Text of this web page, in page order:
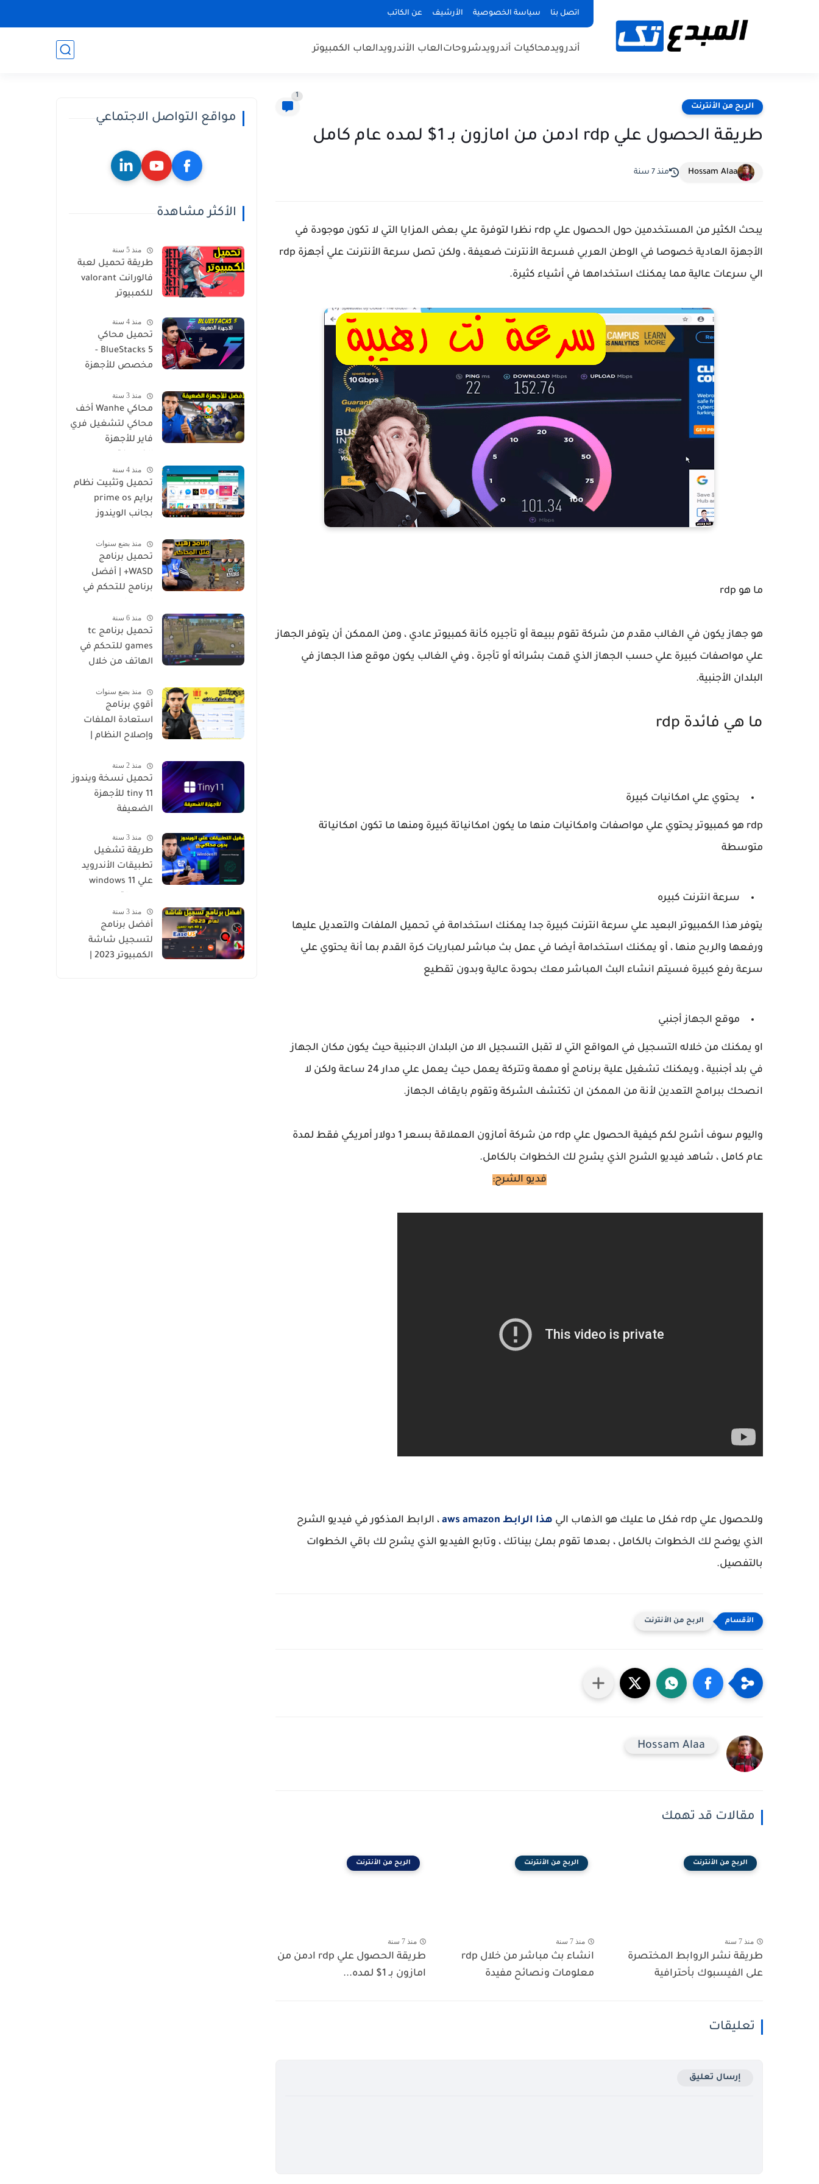
اتصل بنا سياسة الخصوصية الأرشيف عن الكاتب
أندرويدمحاكيات أندرويدشروحاتالعاب الأندرويدالعاب الكمبيوتر
الربح من الأنترنت
1
طريقة الحصول علي rdp ادمن من امازون بـ 1$ لمده عام كامل
Hossam Alaa منذ 7 سنة
يبحث الكثير من المستخدمين حول الحصول علي rdp نظرا لتوفرة علي بعض المزايا التي لا تكون موجودة في
الأجهزة العادية خصوصا في الوطن العربي فسرعة الأنترنت ضعيفة ، ولكن تصل سرعة الأنترنت علي أجهزة rdp
الي سرعات عالية مما يمكنك استخدامها في أشياء كثيرة.
ما هو rdp
هو جهاز يكون في الغالب مقدم من شركة تقوم ببيعة أو تأجيره كأنة كمبيوتر عادي ، ومن الممكن أن يتوفر الجهاز
علي مواصفات كبيرة علي حسب الجهاز الذي قمت بشرائه أو تأجرة ، وفي الغالب يكون موقع هذا الجهاز في
البلدان الأجنبية.
ما هي فائدة rdp
يحتوي علي امكانيات كبيرة
rdp هو كمبيوتر يحتوي علي مواصفات وامكانيات منها ما يكون امكانياتة كبيرة ومنها ما تكون امكانياتة
متوسطة
سرعة انترنت كبيره
يتوفر هذا الكمبيوتر البعيد علي سرعة انترنت كبيرة جدا يمكنك استخدامة في تحميل الملفات والتعديل عليها
ورفعها والربح منها ، أو يمكنك استخدامة أيضا في عمل بث مباشر لمباريات كرة القدم بما أنة يحتوي علي
سرعة رفع كبيرة فسيتم انشاء البث المباشر معك بحودة عالية وبدون تقطيع
موقع الجهاز أجنبي
او يمكنك من خلاله التسجيل في المواقع التي لا تقبل التسجيل الا من البلدان الاجنبية حيث يكون مكان الجهاز
في بلد أجنبية ، ويمكنك تشغيل علية برنامج أو مهمة وتتركة يعمل حيث يعمل علي مدار 24 ساعة ولكن لا
انصحك ببرامج التعدين لأنة من الممكن ان تكتشف الشركة وتقوم بايقاف الجهاز.
واليوم سوف أشرح لكم كيفية الحصول علي rdp من شركة أمازون العملاقة بسعر 1 دولار أمريكي فقط لمدة
عام كامل ، شاهد فيديو الشرح الذي يشرح لك الخطوات بالكامل.
فديو الشرح:
وللحصول علي rdp فكل ما عليك هو الذهاب الي هذا الرابط aws amazon
، الرابط المذكور في فيديو الشرح
الذي يوضح لك الخطوات بالكامل ، بعدها تقوم بملئ بيناتك ، وتابع الفيديو الذي يشرح لك باقي الخطوات
بالتفصيل.
الربح من الأنترنت
Hossam Alaa
مقالات قد تهمك
الربح من الأنترنت
منذ 7 سنة
طريقة نشر الروابط المختصرة
على الفيسبوك بأحترافية
الربح من الأنترنت
منذ 7 سنة
انشاء بث مباشر من خلال rdp
معلومات ونصائح مفيدة
الربح من الأنترنت
منذ 7 سنة
طريقة الحصول علي rdp ادمن من
امازون بـ 1$ لمده...
تعليقات
إرسال تعليق
مواقع التواصل الاجتماعي
الأكثر مشاهدة
منذ 5 سنة
طريقة تحميل لعبة
فالورانت valorant
للكمبيوتر
منذ 4 سنة
تحميل محاكي
BlueStacks 5 -
مخصص للأجهزة
منذ 3 سنة
محاكي Wanhe أخف
محاكي لتشغيل فري
فاير للأجهزة
منذ 4 سنة
تحميل وتثبيت نظام
برايم prime os
بجانب الويندوز
Prime Os
منذ بضع سنوات
تحميل برنامج
WASD+ | أفضل
برنامج للتحكم في
الكمبيوتر
منذ 6 سنة
تحميل برنامج tc
games للتحكم في
الهاتف من خلال
منذ بضع سنوات
أقوي برنامج
استعادة الملفات
وإصلاح النظام |
Recovery
منذ 2 سنة
تحميل نسخة ويندوز
tiny 11 للأجهزة
الضعيفة
منذ 3 سنة
طريقة تشغيل
تطبيقات الأندرويد
علي windows 11
منذ 3 سنة
أفضل برنامج
لتسجيل شاشة